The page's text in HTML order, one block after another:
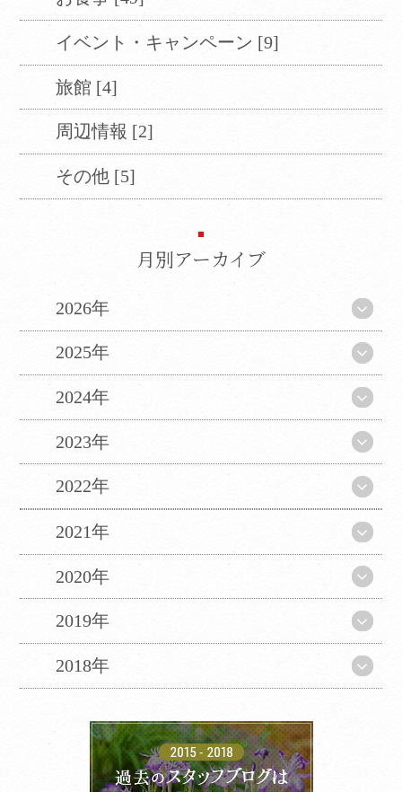
イベント・キャンペーン [9]
旅館 [4]
周辺情報 [2]
その他 [5]
月別アーカイブ
2026年
2025年
2024年
2023年
2022年
2021年
2020年
2019年
2018年
当サイトは、外部サイトの翻訳サービス［
Google翻訳サービス ］を導入しています。
機械的に翻訳されますので、言葉づかい・文
法などが正確でない場合があります。翻訳の
精度にともなう間違いがあったとしても、当
社では責任を負うことができません。
ページ内のテキストは翻訳されますが、画
像・添付ファイルなど、翻訳の対象外となる
翻訳言語によってはページのレイアウトが崩
れてしまう箇所もございますが、ご了承くだ